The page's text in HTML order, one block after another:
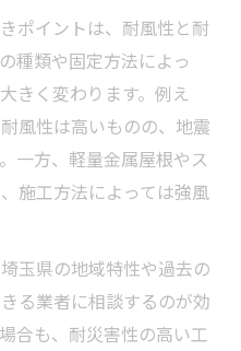
ポイントは、耐風性と耐
種類や固定方法によっ
きく変わります。例え
風性は高いものの、地震
一方、軽量金属屋根やス
施工方法によっては強風
玉県の地域特性や過去の
る業者に相談するのが効
合も、耐災害性の高い工